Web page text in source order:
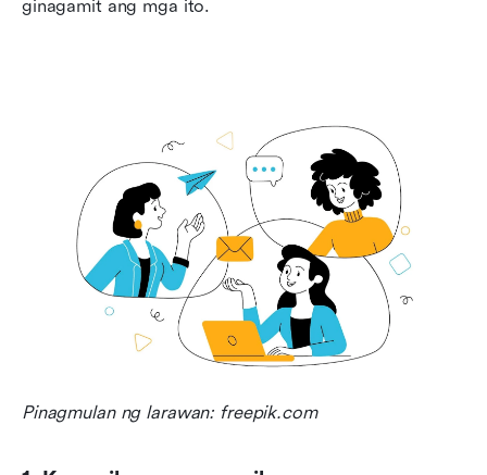
ginagamit ang mga ito.
Pinagmulan ng larawan: freepik.com